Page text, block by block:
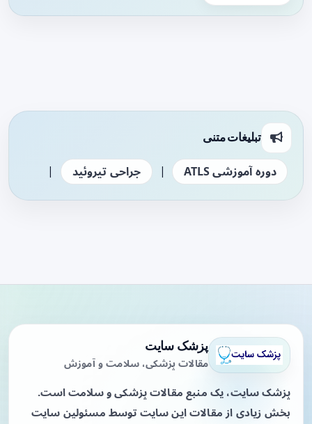
تبلیغات متنی
دوره آموزشی ATLS | جراحی تیروئید |
پزشک سایت
مقالات پزشکی، سلامت و آموزش
پزشک سایت، یک منبع مقالات پزشکی و سلامت است.
بخش زیادی از مقالات این سایت توسط مسئولین سایت